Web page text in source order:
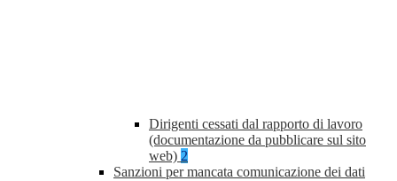
Dirigenti cessati dal rapporto di lavoro
(documentazione da pubblicare sul sito
web) 2
Sanzioni per mancata comunicazione dei dati